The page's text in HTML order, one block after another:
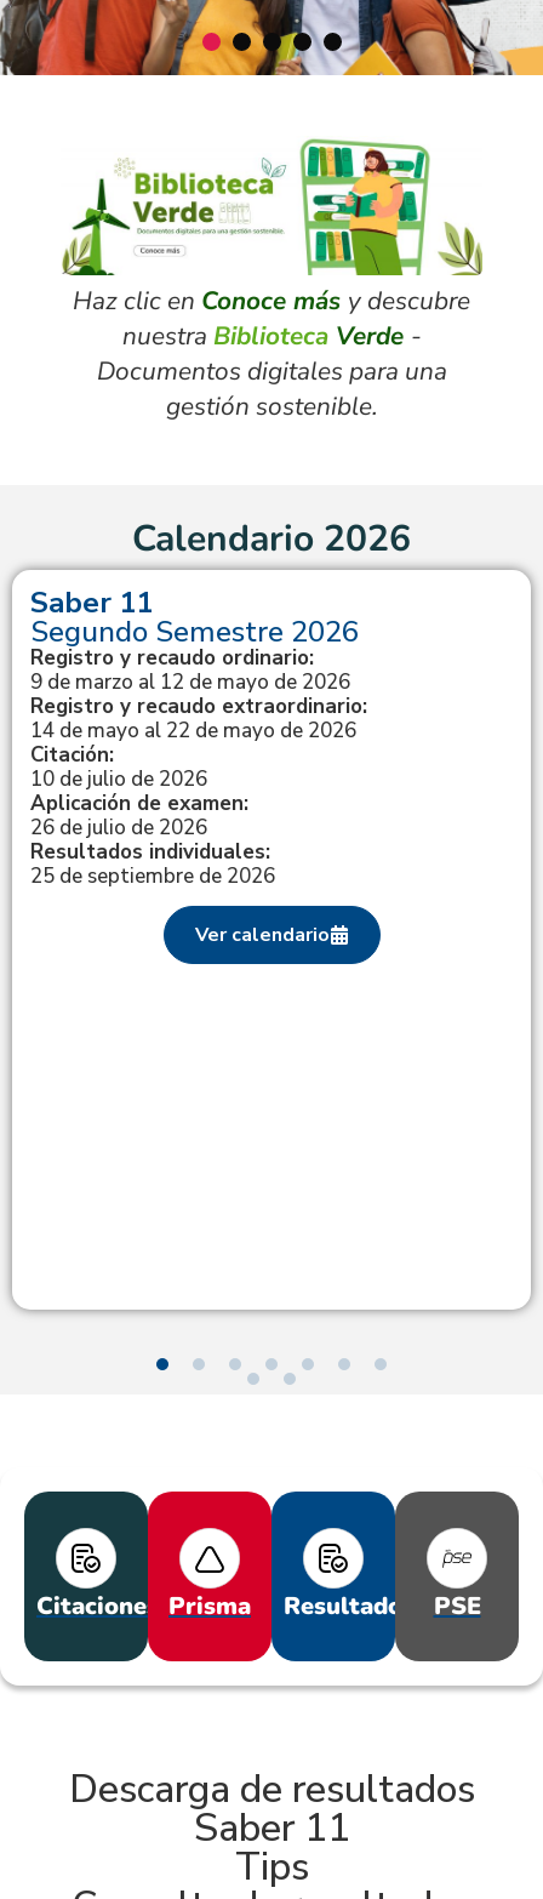
Haz clic en Conoce más y descubre
nuestra Biblioteca Verde -
Documentos digitales para una
gestión sostenible.
Calendario 2026
Saber 11
Segundo Semestre 2026
Registro y recaudo ordinario:
9 de marzo al 12 de mayo de 2026
Registro y recaudo extraordinario:
14 de mayo al 22 de mayo de 2026
Citación:
10 de julio de 2026
Aplicación de examen:
26 de julio de 2026
Resultados individuales:
25 de septiembre de 2026
Ver calendario
Citaciones Prisma Resultados PSE
Descarga de resultados
Saber 11
Tips